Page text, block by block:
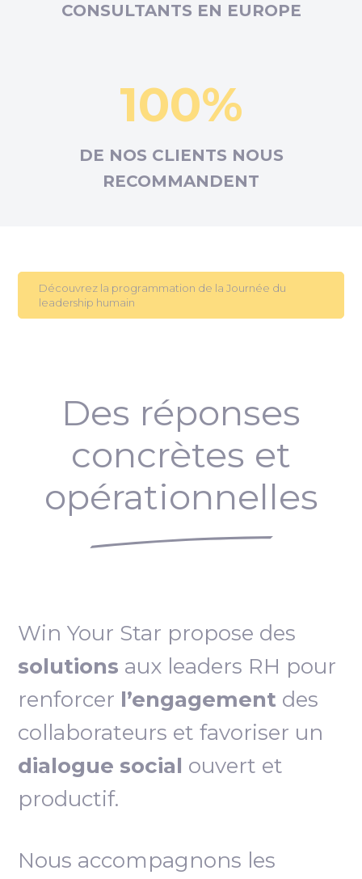
CONSULTANTS EN EUROPE
100%
DE NOS CLIENTS NOUS
RECOMMANDENT
Découvrez la programmation de la Journée du
leadership humain
Des réponses
concrètes et
opérationnelles
Win Your Star propose des
solutions aux leaders RH pour
renforcer l’engagement des
collaborateurs et favoriser un
dialogue social ouvert et
productif.
Nous accompagnons les